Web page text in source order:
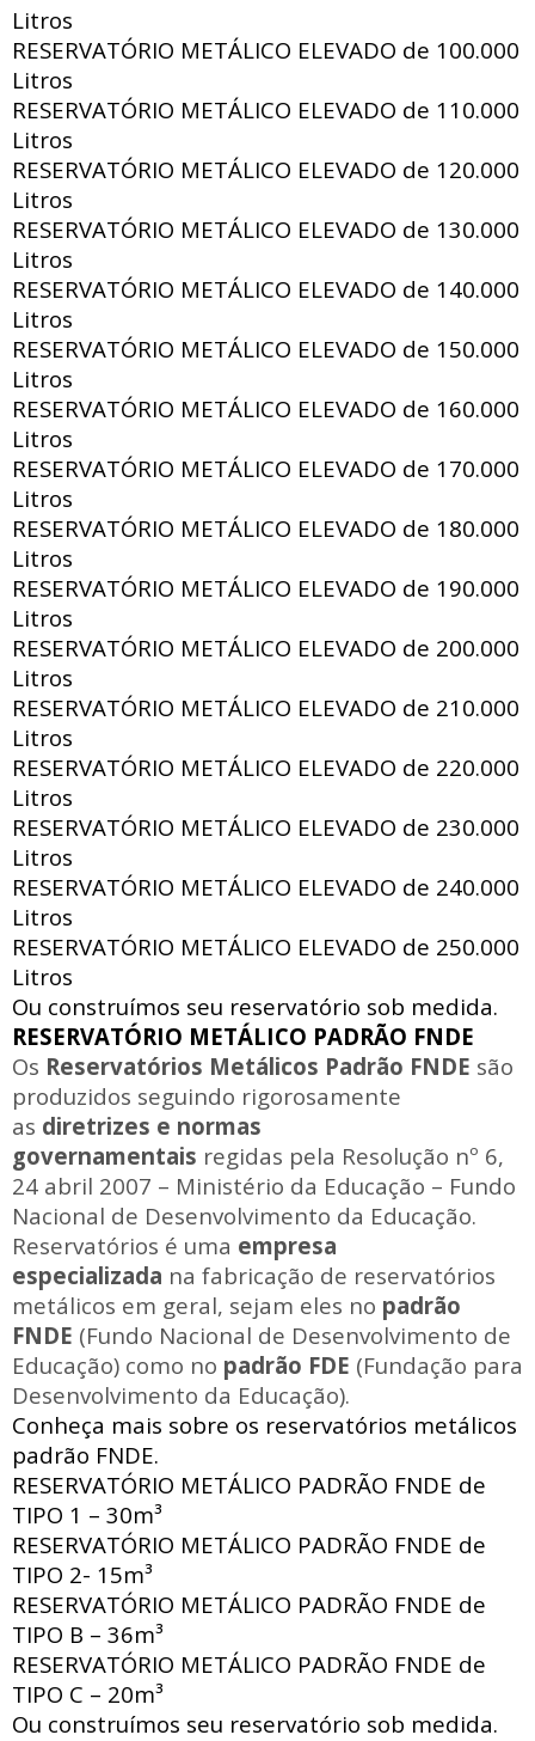
Litros
RESERVATÓRIO METÁLICO ELEVADO de 100.000
Litros
RESERVATÓRIO METÁLICO ELEVADO de 110.000
Litros
RESERVATÓRIO METÁLICO ELEVADO de 120.000
Litros
RESERVATÓRIO METÁLICO ELEVADO de 130.000
Litros
RESERVATÓRIO METÁLICO ELEVADO de 140.000
Litros
RESERVATÓRIO METÁLICO ELEVADO de 150.000
Litros
RESERVATÓRIO METÁLICO ELEVADO de 160.000
Litros
RESERVATÓRIO METÁLICO ELEVADO de 170.000
Litros
RESERVATÓRIO METÁLICO ELEVADO de 180.000
Litros
RESERVATÓRIO METÁLICO ELEVADO de 190.000
Litros
RESERVATÓRIO METÁLICO ELEVADO de 200.000
Litros
RESERVATÓRIO METÁLICO ELEVADO de 210.000
Litros
RESERVATÓRIO METÁLICO ELEVADO de 220.000
Litros
RESERVATÓRIO METÁLICO ELEVADO de 230.000
Litros
RESERVATÓRIO METÁLICO ELEVADO de 240.000
Litros
RESERVATÓRIO METÁLICO ELEVADO de 250.000
Litros
Ou construímos seu reservatório sob medida.
RESERVATÓRIO METÁLICO PADRÃO FNDE
Os Reservatórios Metálicos Padrão FNDE são
produzidos seguindo rigorosamente
as diretrizes e normas
governamentais regidas pela Resolução nº 6,
24 abril 2007 – Ministério da Educação – Fundo
Nacional de Desenvolvimento da Educação.
Reservatórios é uma empresa
especializada na fabricação de reservatórios
metálicos em geral, sejam eles no padrão
FNDE (Fundo Nacional de Desenvolvimento de
Educação) como no padrão FDE (Fundação para
Desenvolvimento da Educação).
Conheça mais sobre os reservatórios metálicos
padrão FNDE.
RESERVATÓRIO METÁLICO PADRÃO FNDE de
TIPO 1 – 30m³
RESERVATÓRIO METÁLICO PADRÃO FNDE de
TIPO 2- 15m³
RESERVATÓRIO METÁLICO PADRÃO FNDE de
TIPO B – 36m³
RESERVATÓRIO METÁLICO PADRÃO FNDE de
TIPO C – 20m³
Ou construímos seu reservatório sob medida.